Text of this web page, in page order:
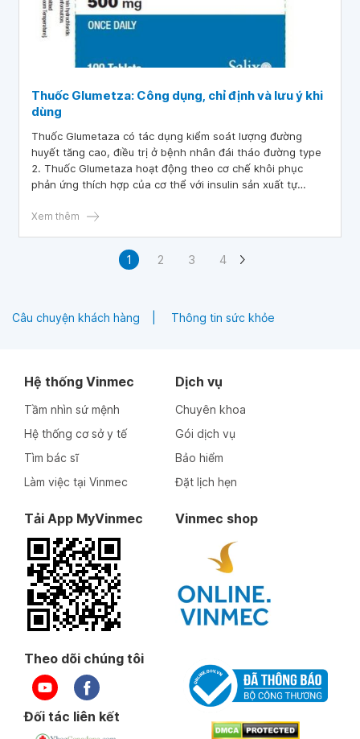
Thuốc Glumetza: Công dụng, chỉ định và lưu ý khi
dùng
Thuốc Glumetaza có tác dụng kiểm soát lượng đường
huyết tăng cao, điều trị ở bệnh nhân đái tháo đường type
2. Thuốc Glumetaza hoạt động theo cơ chế khôi phục
phản ứng thích hợp của cơ thể với insulin sản xuất tự
ruột hấp thụ.
Xem thêm
1 2 3 4
Câu chuyện khách hàng Thông tin sức khỏe
Hệ thống Vinmec
Tầm nhìn sứ mệnh
Hệ thống cơ sở y tế
Tìm bác sĩ
Làm việc tại Vinmec
Dịch vụ
Chuyên khoa
Gói dịch vụ
Bảo hiểm
Đặt lịch hẹn
Tải App MyVinmec Vinmec shop
Theo dõi chúng tôi
Đối tác liên kết